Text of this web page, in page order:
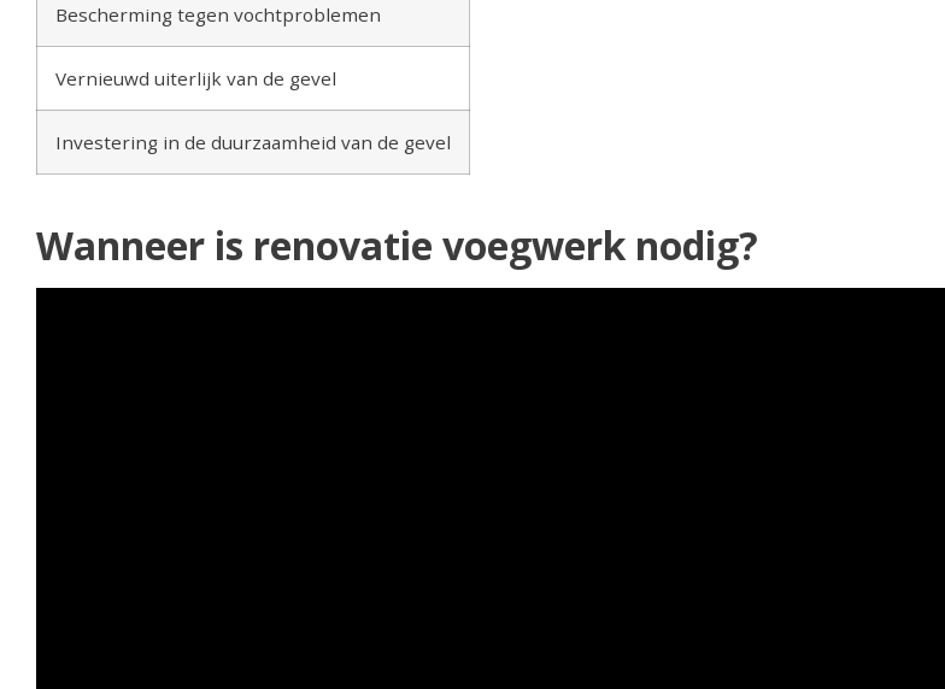
Bescherming tegen vochtproblemen
Vernieuwd uiterlijk van de gevel
Investering in de duurzaamheid van de gevel
Wanneer is renovatie voegwerk nodig?